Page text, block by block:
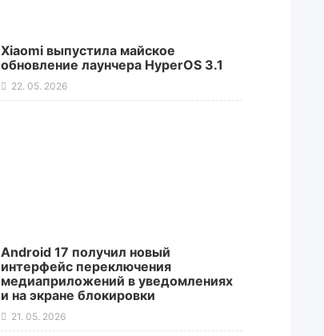
Xiaomi выпустила майское
обновление лаунчера HyperOS 3.1
22. 05. 2026
Android 17 получил новый
интерфейс переключения
медиаприложений в уведомлениях
и на экране блокировки
21. 05. 2026